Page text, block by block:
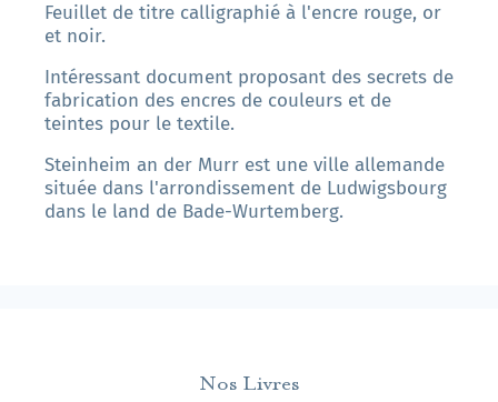
Feuillet de titre calligraphié à l'encre rouge, or
et noir.
Intéressant document proposant des secrets de
fabrication des encres de couleurs et de
teintes pour le textile.
Steinheim an der Murr est une ville allemande
située dans l'arrondissement de Ludwigsbourg
dans le land de Bade-Wurtemberg.
Nos Livres